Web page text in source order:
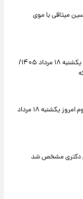
میثاقی با موی
قیمت طلا و سکه امروز یکشنبه ۱۸ مرداد ۱۴۰۵/
قیمت بیت‌کوین و اتریوم امروز یکشنبه ۱۸ مرداد
دکتری مشخص شد